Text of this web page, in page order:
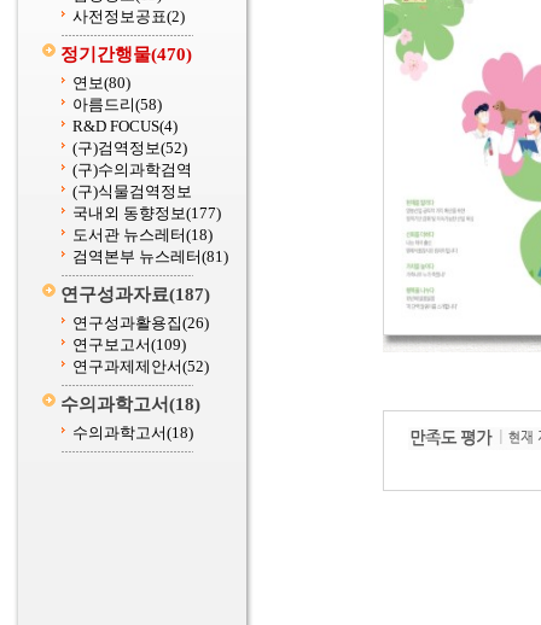
사전정보공표(2)
정기간행물(470)
연보(80)
아름드리(58)
R&D FOCUS(4)
(구)검역정보(52)
(구)수의과학검역
(구)식물검역정보
국내외 동향정보(177)
도서관 뉴스레터(18)
검역본부 뉴스레터(81)
연구성과자료(187)
연구성과활용집(26)
연구보고서(109)
연구과제제안서(52)
수의과학고서(18)
수의과학고서(18)